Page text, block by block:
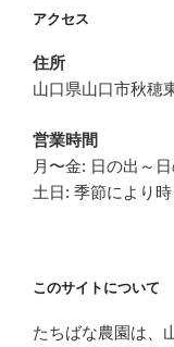
ン
アクセス
住所
山口県山口市秋穂
営業時間
月〜金: 日の出～
土日: 季節により
このサイトについて
たちばな農園は、